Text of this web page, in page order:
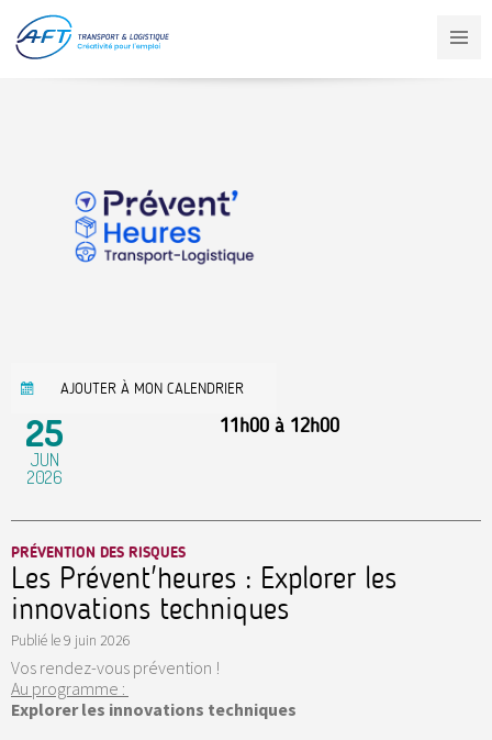
contenu
principal
AJOUTER À MON CALENDRIER
25
JUN
2026
11h00 à 12h00
PRÉVENTION DES RISQUES
Les Prévent'heures : Explorer les
innovations techniques
Publié le9 juin 2026
Vos rendez-vous prévention !
Au programme :
Explorer les innovations techniques